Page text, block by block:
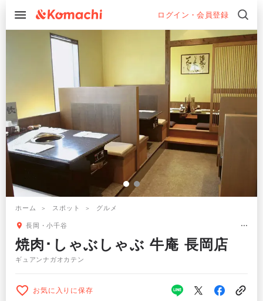
ログイン・会員登録
ホーム スポット グルメ
長岡・小千谷
焼肉･しゃぶしゃぶ 牛庵 長岡店
ギュアンナガオカテン
お気に入りに保存